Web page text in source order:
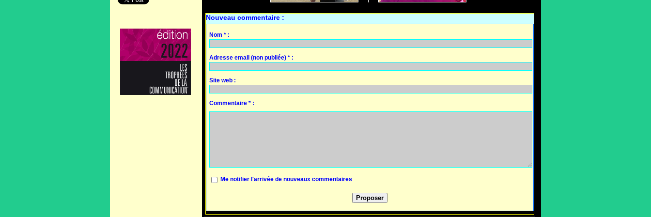
Nouveau commentaire :
Nom * :
Adresse email (non publiée) * :
Site web :
Commentaire * :
Me notifier l'arrivée de nouveaux commentaires